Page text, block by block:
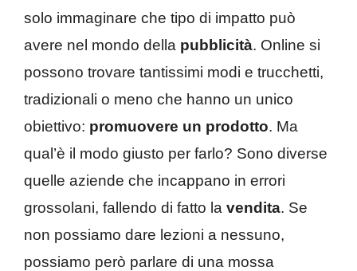
solo immaginare che tipo di impatto può
avere nel mondo della pubblicità. Online si
possono trovare tantissimi modi e trucchetti,
tradizionali o meno che hanno un unico
obiettivo: promuovere un prodotto. Ma
qual’è il modo giusto per farlo? Sono diverse
quelle aziende che incappano in errori
grossolani, fallendo di fatto la vendita. Se
non possiamo dare lezioni a nessuno,
possiamo però parlare di una mossa